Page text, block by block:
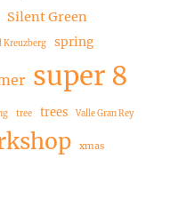
Silent Green
Kreuzberg spring
super 8
tree trees Valle Gran Rey
xmas